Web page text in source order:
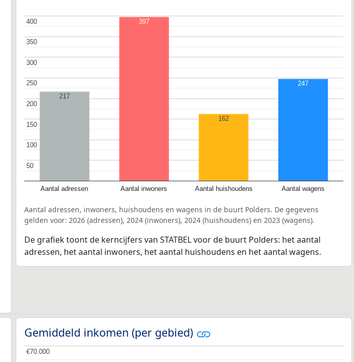
Aantal adressen Aantal inwoners Aantal huishoudens Aantal wagens
50
50
100
100
150
150
200
200
250
250
300
300
350
350
400
400
217
397
162
247
Aantal adressen, inwoners, huishoudens en wagens in de buurt Polders. De gegevens
gelden voor: 2026 (adressen), 2024 (inwoners), 2024 (huishoudens) en 2023 (wagens).
De grafiek toont de kerncijfers van STATBEL voor de buurt Polders: het aantal
adressen, het aantal inwoners, het aantal huishoudens en het aantal wagens.
Gemiddeld inkomen (per gebied)
€70.000
€70.000